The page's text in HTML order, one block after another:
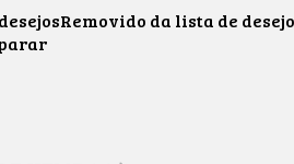
Removido da lista de